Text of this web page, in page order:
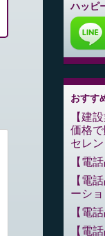
ハッピ
おすす
建
価格
セレン
電
電
ーシ
電
電